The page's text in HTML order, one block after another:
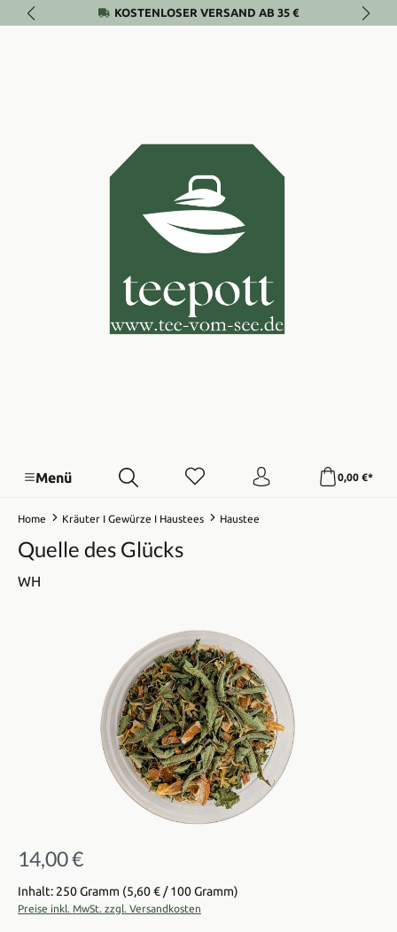
Zum Hauptinhalt springenKOSTENLOSER VERSAND AB 35 €
Menü 0,00 €*
Home Kräuter I Gewürze I Haustees Haustee
Quelle des Glücks
WH
Bildergalerie überspringen
Regulärer Preis:
14,00 €
Inhalt: 250 Gramm (5,60 € / 100 Gramm)
Preise inkl. MwSt. zzgl. Versandkosten